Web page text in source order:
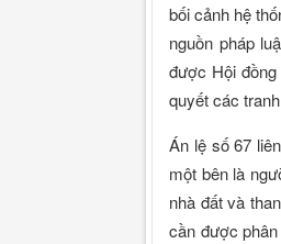
bối cảnh hệ
nguồn pháp
được Hội
quyết các
Án lệ số 67
một bên là
nhà đất và
cần được